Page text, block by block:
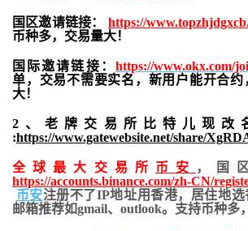
国区邀请链接： https://
币种多，交易量大！
国际邀请链接： https://www.okx.com/
单，交易不需要实名，新用户能开合约
大！
2、老牌交易所比特儿现改
:https://www.gatewebsite.net/share/
全球最大交易所 币安
，国
https://accounts.binance.com/zh-CN/
币安注册不了IP地址用香港，居住地选
邮箱推荐如gmail、outlook。支持币种多